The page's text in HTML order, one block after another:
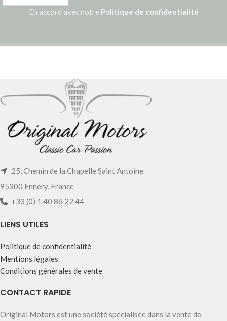
En accord avec notre Politique de confidentialité
25, Chemin de la Chapelle Saint Antoine
95300 Ennery, France
+33 (0) 1 40 86 22 44
LIENS UTILES
Politique de confidentialité
Mentions légales
Conditions générales de vente
CONTACT RAPIDE
Original Motors est une société spécialisée dans la vente de